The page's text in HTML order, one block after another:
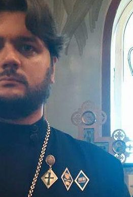
жизни